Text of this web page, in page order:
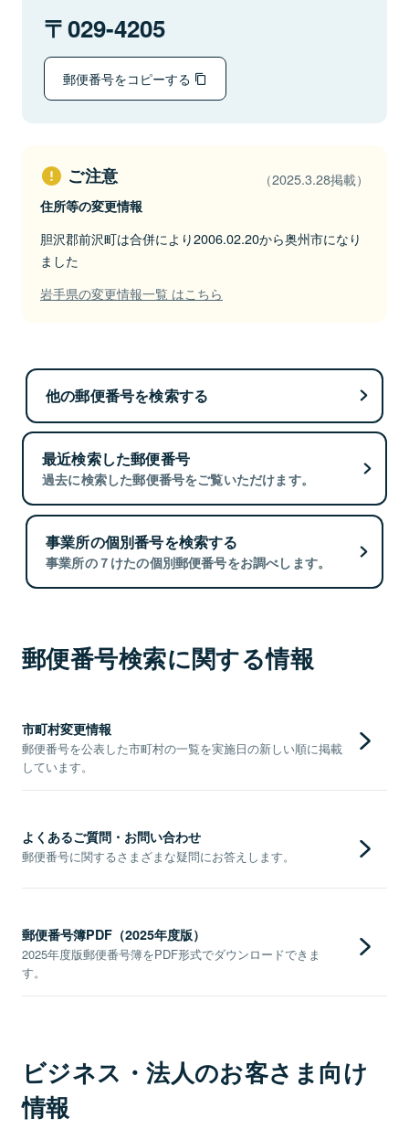
029-4205
郵便番号をコピーする
ご注意 （2025.3.28掲載）
住所等の変更情報
胆沢郡前沢町は合併により2006.02.20から奥州市になり
ました
岩手県の変更情報一覧 はこちら
他の郵便番号を検索する
最近検索した郵便番号
過去に検索した郵便番号をご覧いただけます。
事業所の個別番号を検索する
事業所の７けたの個別郵便番号をお調べします。
郵便番号検索に関する情報
市町村変更情報
郵便番号を公表した市町村の一覧を実施日の新しい順に掲載
しています。
よくあるご質問・お問い合わせ
郵便番号に関するさまざまな疑問にお答えします。
郵便番号簿PDF（2025年度版）
2025年度版郵便番号簿をPDF形式でダウンロードできま
す。
ビジネス・法人のお客さま向け
情報